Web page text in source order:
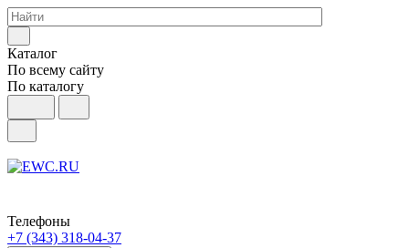
Каталог
По всему сайту
По каталогу
Телефоны
+7 (343) 318-04-37